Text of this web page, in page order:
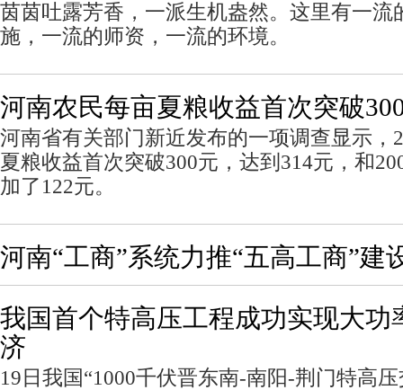
茵茵吐露芳香，一派生机盎然。这里有一流
施，一流的师资，一流的环境。
河南农民每亩夏粮收益首次突破
河南省有关部门新近发布的一项调查显示，
夏粮收益首次突破300元，达到314元，和
加了122元。
河南“工商”系统力推“五高工商”建
我国首个特高压工程成功实现大功
济
19日我国“1000千伏晋东南-南阳-荆门特高